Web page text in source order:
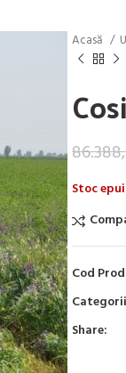
Acasă
Stoc
Cod
Share: